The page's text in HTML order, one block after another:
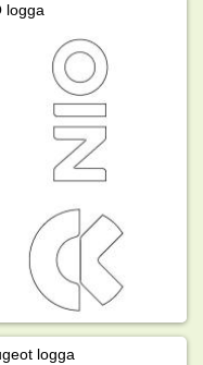
logga
logga